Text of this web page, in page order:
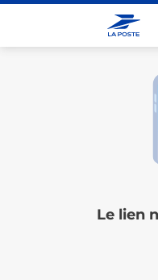
Le lien